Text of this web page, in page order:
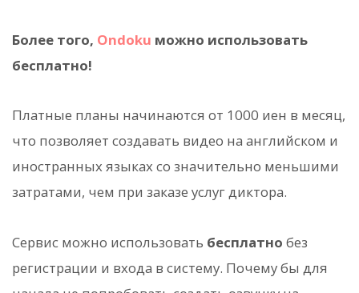
Более того, Ondoku можно использовать
бесплатно!
Платные планы начинаются от 1000 иен в месяц,
что позволяет создавать видео на английском и
иностранных языках со значительно меньшими
затратами, чем при заказе услуг диктора.
Сервис можно использовать бесплатно без
регистрации и входа в систему. Почему бы для